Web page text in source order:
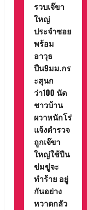
รวบเจ๊ขา
ใหญ่
ประจำซอย
พร้อม
อาวุธ
ปืน9มม.กร
ะสุนก
ว่า100 นัด
ชาวบ้าน
ผวาหนักโร่
แจ้งตำรวจ
ถูกเจ๊ขา
ใหญ่ใช้ปืน
ข่มขู่จะ
ทำร้าย อยู่
กันอย่าง
หวาดกลัว